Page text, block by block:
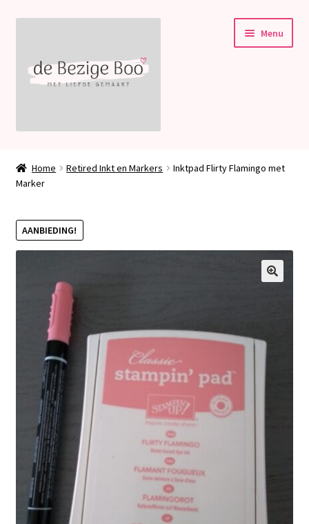
navigatie
inhoud
Menu
Welkom bij deBezigeBoo!
Blog
Home Retired Inkt en Markers
Inktpad Flirty Flamingo met
Marker
AANBIEDING!